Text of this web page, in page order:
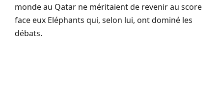
monde au Qatar ne méritaient de revenir au score
face eux Eléphants qui, selon lui, ont dominé les
débats.